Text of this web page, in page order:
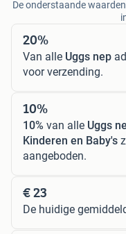
De onderstaande
20%
Van alle Uggs nep
voor verzending.
10%
10% van alle Uggs
Kinderen en Baby's
aangeboden.
€ 23
De huidige